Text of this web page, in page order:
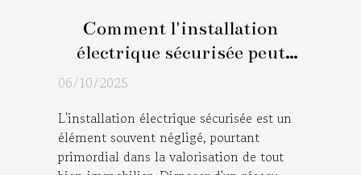
Comment l'installation
électrique sécurisée peut
augmenter la valeur de votre
06/10/2025
L'installation électrique sécurisée est un
élément souvent négligé, pourtant
primordial dans la valorisation de tout